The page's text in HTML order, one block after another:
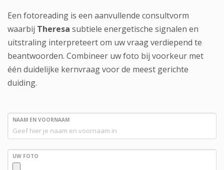
Een fotoreading is een aanvullende consultvorm
waarbij Theresa subtiele energetische signalen en
uitstraling interpreteert om uw vraag verdiepend te
beantwoorden. Combineer uw foto bij voorkeur met
één duidelijke kernvraag voor de meest gerichte
duiding.
NAAM EN VOORNAAM
UW FOTO